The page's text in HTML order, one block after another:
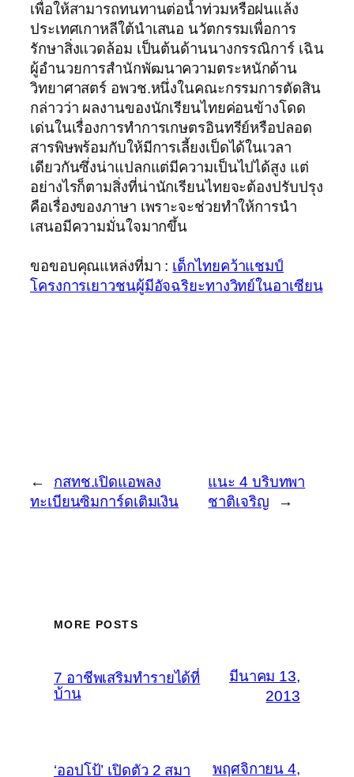
เพื่อให้สามารถทนทานต่อน้ำท่วมหรือฝนแล้ง
ประเทศเกาหลีใต้นำเสนอ นวัตกรรมเพื่อการ
รักษาสิ่งแวดล้อม เป็นต้นด้านนางกรรณิการ์ เฉิน
ผู้อำนวยการสำนักพัฒนาความตระหนักด้าน
วิทยาศาสตร์ อพวช.หนึ่งในคณะกรรมการตัดสิน
กล่าวว่า ผลงานของนักเรียนไทยค่อนข้างโดด
เด่นในเรื่องการทำการเกษตรอินทรีย์หรือปลอด
สารพิษพร้อมกับให้มีการเลี้ยงเป็ดได้ในเวลา
เดียวกันซึ่งน่าแปลกแต่มีความเป็นไปได้สูง แต่
อย่างไรก็ตามสิ่งที่น่านักเรียนไทยจะต้องปรับปรุง
คือเรื่องของภาษา เพราะจะช่วยทำให้การนำ
เสนอมีความมั่นใจมากขึ้น
ขอขอบคุณแหล่งที่มา : เด็กไทยคว้าแชมป์
โครงการเยาวชนผู้มีอัจฉริยะทางวิทย์ในอาเซียน
←
กสทช.เปิดแอพลง
ทะเบียนซิมการ์ดเติมเงิน
แนะ 4 บริบทพา
ชาติเจริญ
→
MORE POSTS
7 อาชีพเสริมทำรายได้ที่
บ้าน
มีนาคม 13,
2013
‘ออปโป้’ เปิดตัว 2 สมา พฤศจิกายน 4,